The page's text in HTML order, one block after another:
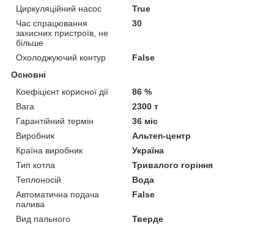
Циркуляційний насос
True
Час спрацювання
захисних пристроїв, не
більше
30
Охолоджуючий контур
False
Основні
Коефіцієнт корисної дії
86 %
Вага
2300 т
Гарантійний термін
36 міс
Виробник
Альтеп-центр
Країна виробник
Україна
Тип котла
Тривалого горіння
Теплоносій
Вода
Автоматична подача
палива
False
Вид пального Тверде